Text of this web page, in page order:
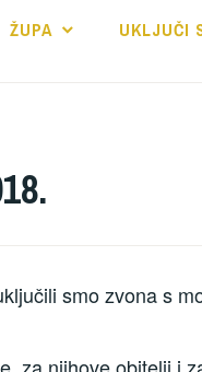
ŽUPA UKLJUČI
smo zvona s
za njihove obitelji i